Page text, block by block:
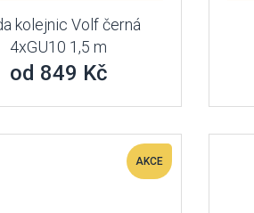
kolejnic Volf černá
4xGU10 1,5 m
od 849 Kč
AKCE